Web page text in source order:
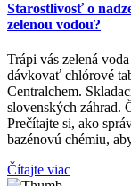
Starostlivosť o
zelenou vodou?
Trápi vás zelená
dávkovať chlórové
Centralchem.
slovenských záhrad.
Prečítajte si, ako
bazénovú chémiu,
Čítajte viac